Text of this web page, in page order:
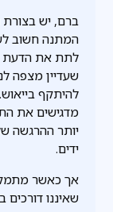
ברם, יש
המתנה חשוב
לתת את הדעת
שעדיין מצפה
להיתקף
מדגישים את
יותר ההרגשה
ידים.
אך כאשר
שאיננו